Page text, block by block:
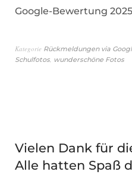
Google-Bewertung 2025
Kategorie Rückmeldungen via
Schulfotos wunderschöne Fotos
Vielen Dank für
Alle hatten Spaß